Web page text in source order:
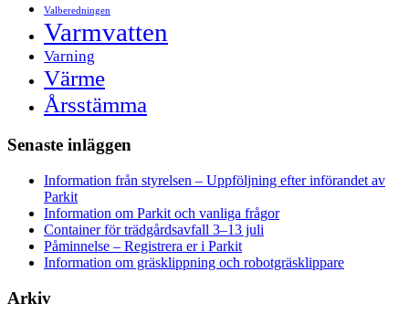
Valberedningen
Varmvatten
Varning
Värme
Årsstämma
Senaste inläggen
Information från styrelsen – Uppföljning efter införandet av
Parkit
Information om Parkit och vanliga frågor
Container för trädgårdsavfall 3–13 juli
Påminnelse – Registrera er i Parkit
Information om gräsklippning och robotgräsklippare
Arkiv